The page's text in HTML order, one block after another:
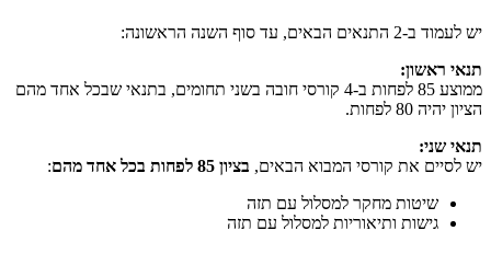
יש לעמוד ב-2 התנאים הבאים, עד סוף השנה הראשונה:
תנאי ראשון:
ממוצע 85 לפחות ב-4 קורסי חובה בשני תחומים, בתנאי שבכל אחד מהם
הציון יהיה 80 לפחות.
תנאי שני:
יש לסיים את קורסי המבוא הבאים, בציון 85 לפחות בכל אחד מהם
:
שיטות מחקר למסלול עם תזה
גישות ותיאוריות למסלול עם תזה